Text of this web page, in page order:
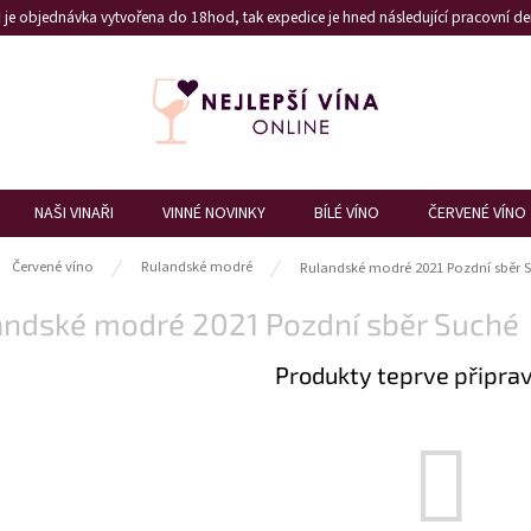
objednávka vytvořena do 18hod, tak expedice je hned následující pracovní
NAŠI VINAŘI VINNÉ NOVINKY BÍLÉ VÍNO ČERVENÉ VÍNO
Červené víno Rulandské modré Rulandské modré 2021 Pozdní sběr
modré 2021 Pozdní sběr Suché
Produkty teprve